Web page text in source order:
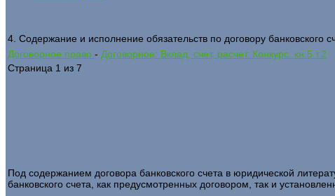
4. Содержание и исполнение обязательств по договору банковского
Договорное право - Договорное: Вклад, счет, расчет. Конкурс. кн.5 т.2
Страница 1 из 7
Под содержанием договора банковского счета в юридической
банковского счета, как предусмотренных договором, так и